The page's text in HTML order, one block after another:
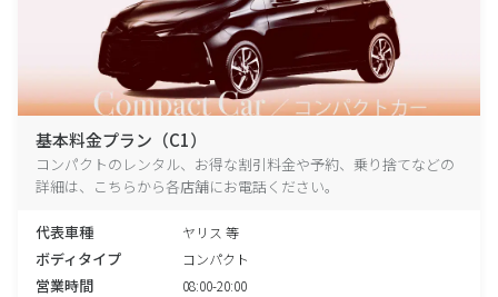
基本料金プラン（C1）
コンパクトのレンタル、お得な割引料金や予約、乗り捨てなどの
詳細は、こちらから各店舗にお電話ください。
代表車種 ヤリス 等
ボディタイプ コンパクト
営業時間 08:00-20:00